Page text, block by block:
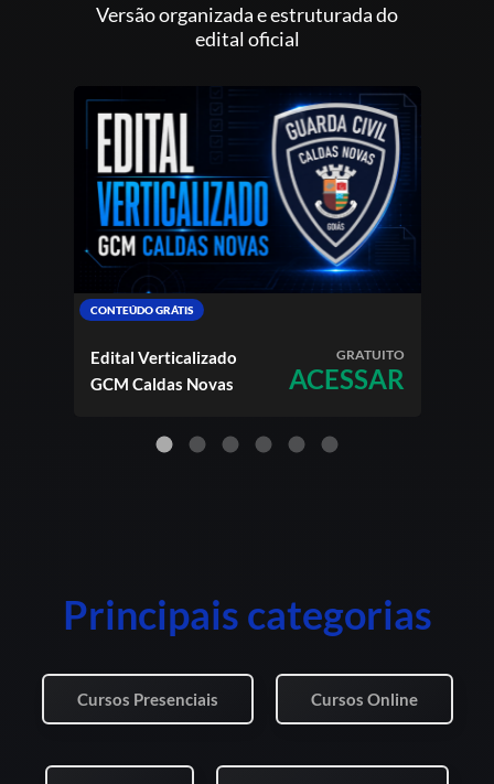
Versão organizada e estruturada do
edital oficial
CONTEÚDO GRÁTIS
Edital Verticalizado
GCM Caldas Novas
GRATUITO
ACESSAR
Principais categorias
Cursos Presenciais Cursos Online